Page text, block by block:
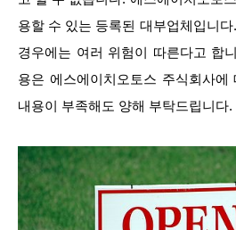
용할 수 있는 등록된 대부업체입니
경우에는 여러 위험이 따른다고 합
용은 에스에이치오토스 주식회사에
내용이 부족해도 양해 부탁드립니다.